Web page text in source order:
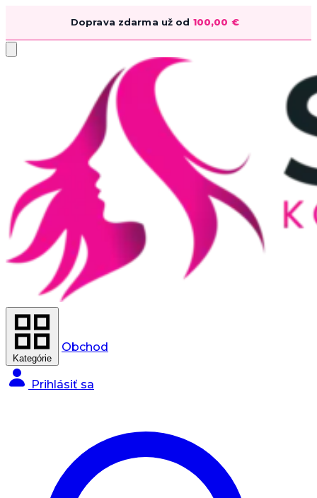
Doprava zdarma už od 100,00 €
Kategórie
Obchod
Prihlásiť sa